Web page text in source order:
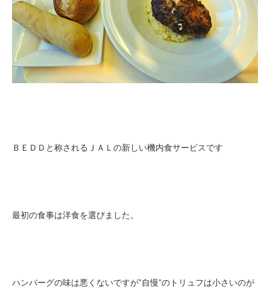
ＢＥＤＤと称されるＪＡＬの新しい機内食サービスです
最初の食事は洋食を選びました。
ハンバーグの味は悪くないですが”自慢”のトリュフは小さいのが